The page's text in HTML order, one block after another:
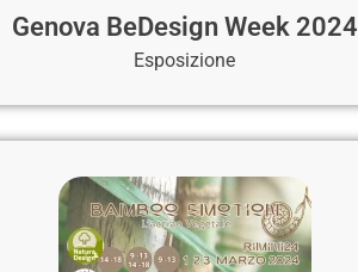
Genova BeDesign Week 2024
Esposizione